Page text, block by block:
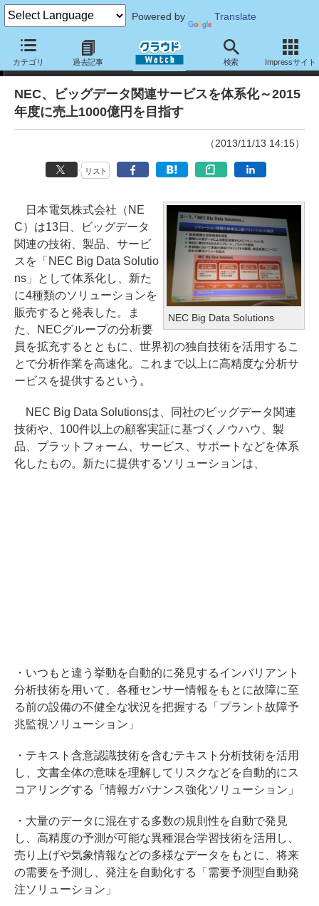
Powered by Translate
カテゴリ 過去記事 検索 Impressサイト
ニュース
NEC、ビッグデータ関連サービスを体系化～2015
年度に売上1000億円を目指す
（2013/11/13 14:15）
リスト
NEC Big Data Solutions
日本電気株式会社（NE
C）は13日、ビッグデータ
関連の技術、製品、サービ
スを「NEC Big Data Solutio
ns」として体系化し、新た
に4種類のソリューションを
販売すると発表した。ま
た、NECグループの分析要
員を拡充するとともに、世界初の独自技術を活用するこ
とで分析作業を高速化。これまで以上に高精度な分析サ
ービスを提供するという。
NEC Big Data Solutionsは、同社のビッグデータ関連
技術や、100件以上の顧客実証に基づくノウハウ、製
品、プラットフォーム、サービス、サポートなどを体系
化したもの。新たに提供するソリューションは、
・いつもと違う挙動を自動的に発見するインバリアント
分析技術を用いて、各種センサー情報をもとに故障に至
る前の設備の不健全な状況を把握する「プラント故障予
兆監視ソリューション」
・テキスト含意認識技術を含むテキスト分析技術を活用
し、文書全体の意味を理解してリスクなどを自動的にス
コアリングする「情報ガバナンス強化ソリューション」
・大量のデータに混在する多数の規則性を自動で発見
し、高精度の予測が可能な異種混合学習技術を活用し、
売り上げや気象情報などの多様なデータをもとに、将来
の需要を予測し、発注を自動化する「需要予測型自動発
注ソリューション」